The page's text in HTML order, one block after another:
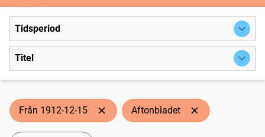
Tidsperiod
Titel
Från 1912-12-15 Aftonbladet